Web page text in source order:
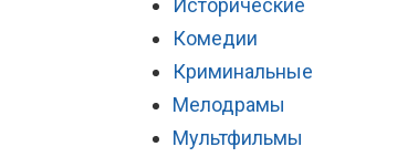
Исторические
Комедии
Криминальные
Мелодрамы
Мультфильмы